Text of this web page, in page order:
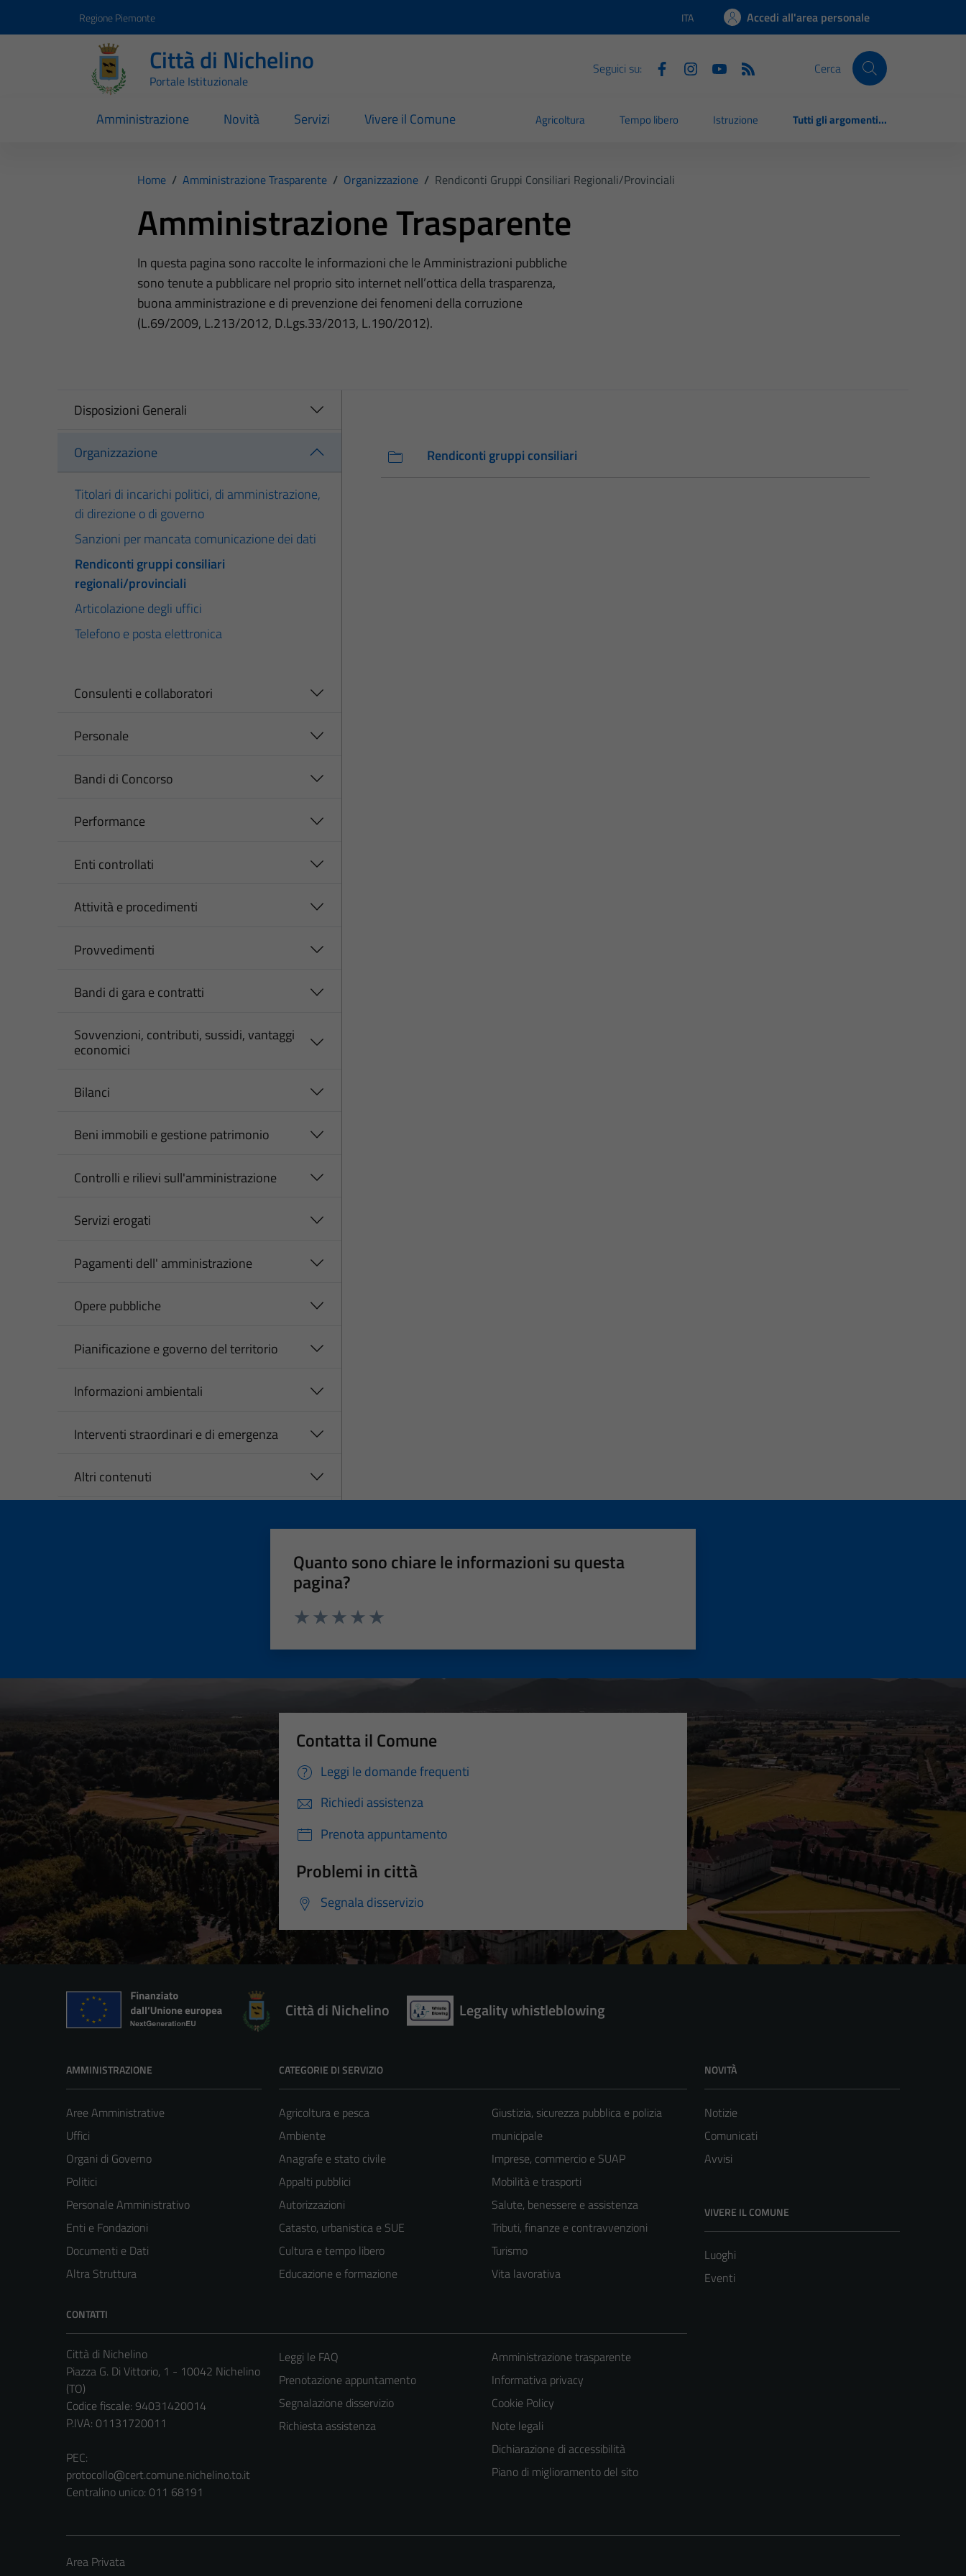
Regione Piemonte Lingua attiva:
ITA Accedi all'area personale
Città di Nichelino
Portale Istituzionale
Seguici su: Cerca
Amministrazione Novità Servizi Vivere il Comune Agricoltura Tempo libero Istruzione Tutti gli argomenti...
Home / Amministrazione Trasparente / Organizzazione / Rendiconti Gruppi Consiliari Regionali/provinciali
Amministrazione Trasparente
In questa pagina sono raccolte le informazioni che le Amministrazioni pubbliche
sono tenute a pubblicare nel proprio sito internet nell’ottica della trasparenza,
buona amministrazione e di prevenzione dei fenomeni della corruzione
(L.69/2009, L.213/2012, D.Lgs.33/2013, L.190/2012).
Disposizioni Generali
Organizzazione
Titolari di incarichi politici, di amministrazione,
di direzione o di governo
Sanzioni per mancata comunicazione dei dati
Rendiconti gruppi consiliari
regionali/provinciali
Articolazione degli uffici
Telefono e posta elettronica
Consulenti e collaboratori
Personale
Bandi di Concorso
Performance
Enti controllati
Attività e procedimenti
Provvedimenti
Bandi di gara e contratti
Sovvenzioni, contributi, sussidi, vantaggi
economici
Bilanci
Beni immobili e gestione patrimonio
Controlli e rilievi sull'amministrazione
Servizi erogati
Pagamenti dell' amministrazione
Opere pubbliche
Pianificazione e governo del territorio
Informazioni ambientali
Interventi straordinari e di emergenza
Altri contenuti
Rendiconti gruppi consiliari
Quanto sono chiare le informazioni su questa
pagina?
Contatta il Comune
Leggi le domande frequenti
Richiedi assistenza
Prenota appuntamento
Problemi in città
Segnala disservizio
Città di Nichelino Legality whistleblowing
AMMINISTRAZIONE
Aree Amministrative
Uffici
Organi di Governo
Politici
Personale Amministrativo
Enti e Fondazioni
Documenti e Dati
Altra Struttura
CATEGORIE DI SERVIZIO
Agricoltura e pesca
Ambiente
Anagrafe e stato civile
Appalti pubblici
Autorizzazioni
Catasto, urbanistica e SUE
Cultura e tempo libero
Educazione e formazione
Giustizia, sicurezza pubblica e polizia
municipale
Imprese, commercio e SUAP
Mobilità e trasporti
Salute, benessere e assistenza
Tributi, finanze e contravvenzioni
Turismo
Vita lavorativa
NOVITÀ
Notizie
Comunicati
Avvisi
VIVERE IL COMUNE
Luoghi
Eventi
CONTATTI
Città di Nichelino
Piazza G. Di Vittorio, 1 - 10042 Nichelino
(TO)
Codice fiscale: 94031420014
P.IVA: 01131720011
PEC:
protocollo@cert.comune.nichelino.to.it
Centralino unico: 011 68191
Leggi le FAQ
Prenotazione appuntamento
Segnalazione disservizio
Richiesta assistenza
Amministrazione trasparente
Informativa privacy
Cookie Policy
Note legali
Dichiarazione di accessibilità
Piano di miglioramento del sito
Area Privata
Tecnici
Questi cookie
sono necessari
del sito e non